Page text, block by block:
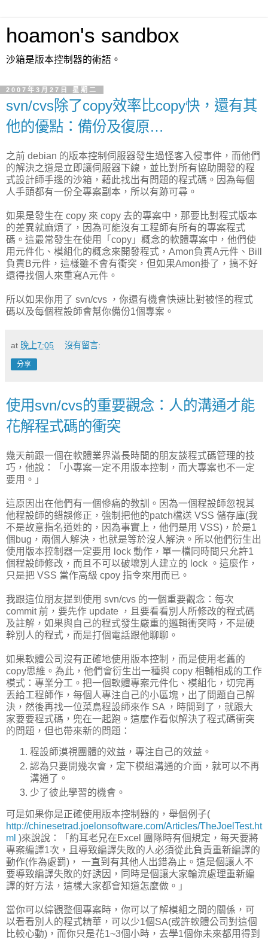
hoamon's sandbox
沙箱是版本控制器的術語。
2007年3月27日 星期二
svn/cvs除了copy效率比copy快，還有其
他的優點：備份及復原…
之前 debian 的版本控制伺服器發生過怪客入侵事件，而他們
的解決之道是立即讓伺服器下線，並比對所有協助開發的程
式設計師手邊的沙箱，藉此找出有問題的程式碼。因為每個
人手頭都有一份全專案副本，所以有跡可尋。
如果是發生在 copy 來 copy 去的專案中，那要比對程式版本
的差異就麻煩了，因為可能沒有工程師有所有的專案程式
碼。這最常發生在使用「copy」概念的軟體專案中，他們使
用元件化、模組化的概念來開發程式，Amon負責A元件、Bill
負責B元件，這樣雖不會有衝突，但如果Amon掛了，搞不好
還得找個人來重寫A元件。
所以如果你用了 svn/cvs ，你還有機會快速比對被怪的程式
碼以及每個程設師會幫你備份1個專案。
at 晚上7:05 沒有留言:
分享
使用svn/cvs的重要觀念：人的溝通才能
花解程式碼的衝突
幾天前跟一個在軟體業界滿長時間的朋友談程式碼管理的技
巧，他說：「小專案一定不用版本控制，而大專案也不一定
要用。」
這原因出在他們有一個慘痛的教訓。因為一個程設師忽視其
他程設師的錯誤修正，強制把他的patch檔送 VSS 儲存庫(我
不是故意指名道姓的，因為事實上，他們是用 VSS)，於是1
個bug，兩個人解決，也就是等於沒人解決。所以他們衍生出
使用版本控制器一定要用 lock 動作，單一檔同時間只允許1
個程設師修改，而且不可以破壞別人建立的 lock 。這麼作，
只是把 VSS 當作高級 cpoy 指令來用而已。
我跟這位朋友提到使用 svn/cvs 的一個重要觀念：每次
commit 前，要先作 update ，且要看看別人所修改的程式碼
及註解，如果與自己的程式發生嚴重的邏輯衝突時，不是硬
幹別人的程式，而是打個電話跟他聊聊。
如果軟體公司沒有正確地使用版本控制，而是使用老舊的
copy思維。為此，他們會衍生出一種與 copy 相輔相成的工作
模式：專業分工。把一個軟體專案元件化、模組化，切完再
丟給工程師作，每個人專注自己的小區塊，出了問題自己解
決，然後再找一位菜鳥程設師來作 SA ，時間到了，就跟大
家要要程式碼，兜在一起跑。這麼作看似解決了程式碼衝突
的問題，但也帶來新的問題：
程設師漠視團體的效益，專注自己的效益。
認為只要開幾次會，定下模組溝通的介面，就可以不再
溝通了。
少了彼此學習的機會。
可是如果你是正確使用版本控制器的，舉個例子(
http://chinesetrad.joelonsoftware.com/Articles/TheJoelTest.ht
ml )來說說：「約耳老兄在Excel 團隊時有個規定 ，每天要將
專案編譯1次，且 導致編譯失敗的人必須從此負責重新編譯的
動作(作為處罰)， 一直到有其他人出錯為止 。 這是個讓人不
要導致編譯失敗的好誘因 ， 同時是個讓大家輪流處理重新編
譯的好方法 ， 這樣大家都會知道怎麼做 。」
當你可以綜觀整個專案時，你可以了解模組之間的關係，可
以看看別人的程式精華，可以少1個SA(或許軟體公司對這個
比較心動)，而你只是花1~3個小時，去學1個你未來都用得到